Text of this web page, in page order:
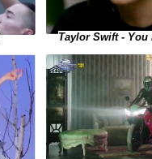
Taylor Swift - You